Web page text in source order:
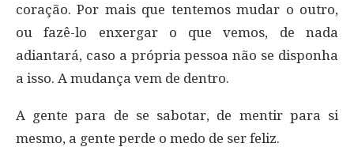
coração. Por mais que tentemos mudar o outro,
ou fazê-lo enxergar o que vemos, de nada
adiantará, caso a própria pessoa não se disponha
a isso. A mudança vem de dentro.
A gente para de se sabotar, de mentir para si
mesmo, a gente perde o medo de ser feliz.